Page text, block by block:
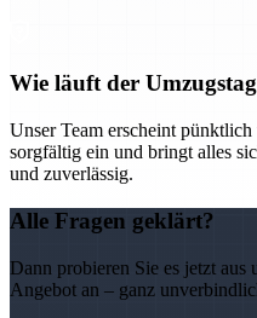
Wie läuft der
Unser Team erscheint
sorgfältig ein und bringt alles
und zuverlässig.
Alle Fragen geklärt?
Dann probieren Sie es jetzt
Angebot an – ganz